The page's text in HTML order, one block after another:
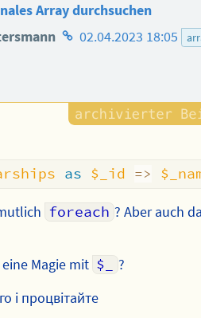
Array durchsuchen
Homepage
02.04.2023 18:05
as $_id =>
foreach ? Aber auch
Magie mit $_
?
і процвітайте